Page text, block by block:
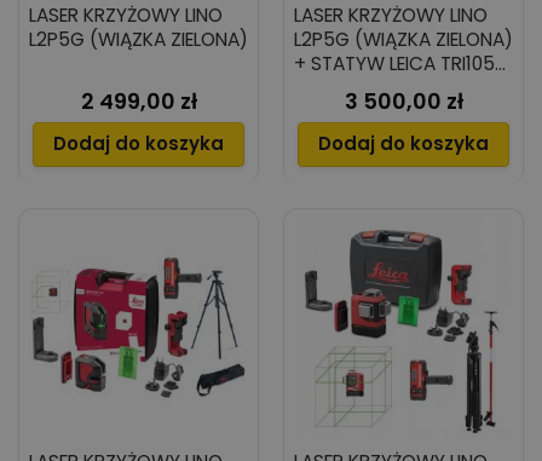
LASER KRZYŻOWY LINO
L2P5G (WIĄZKA ZIELONA)
Cena
2 499,00 zł
Dodaj do koszyka
LASER KRZYŻOWY LINO
L2P5G (WIĄZKA ZIELONA)
+ STATYW LEICA TRI105+
ODBIORNIK LEICA RGR200
Cena
3 500,00 zł
Dodaj do koszyka